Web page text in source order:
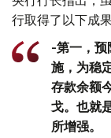
行取得了以下成果
-第一，预
施，为稳
存款余额
戈。也就
所增强。